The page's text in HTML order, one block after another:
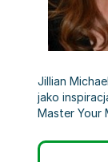
Jillian
jako
Master Your